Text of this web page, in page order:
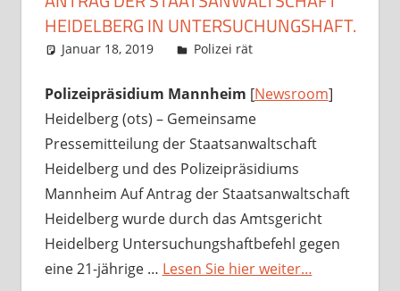
HEIDELBERG IN UNTERSUCHUNGSHAFT.
Januar 18, 2019 Richard Uhl
Polizei rät
Polizeipräsidium Mannheim [Newsroom]
Heidelberg (ots) – Gemeinsame
Pressemitteilung der Staatsanwaltschaft
Heidelberg und des Polizeipräsidiums
Mannheim Auf Antrag der Staatsanwaltschaft
Heidelberg wurde durch das Amtsgericht
Heidelberg Untersuchungshaftbefehl gegen
eine 21-jährige … Lesen Sie hier weiter…